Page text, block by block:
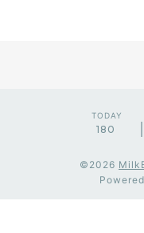
TODAY
180
©2026